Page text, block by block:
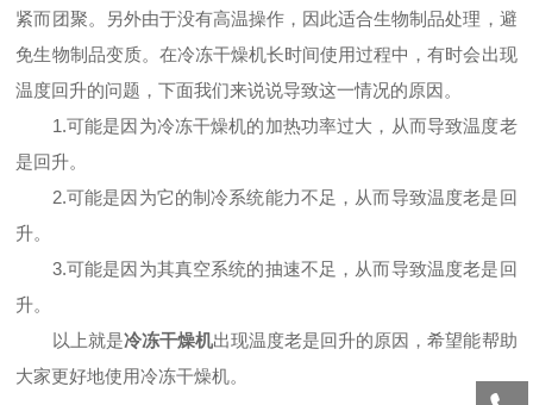
紧而团聚。另外由于没有高温操作，因此适合生物制品处理，避
免生物制品变质。在冷冻干燥机长时间使用过程中，有时会出现
温度回升的问题，下面我们来说说导致这一情况的原因。
1.可能是因为冷冻干燥机的加热功率过大，从而导致温度老
是回升。
2.可能是因为它的制冷系统能力不足，从而导致温度老是回
升。
3.可能是因为其真空系统的抽速不足，从而导致温度老是回
升。
以上就是冷冻干燥机出现温度老是回升的原因，希望能帮助
大家更好地使用冷冻干燥机。